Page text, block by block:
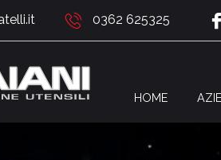
0362 625325
HOME